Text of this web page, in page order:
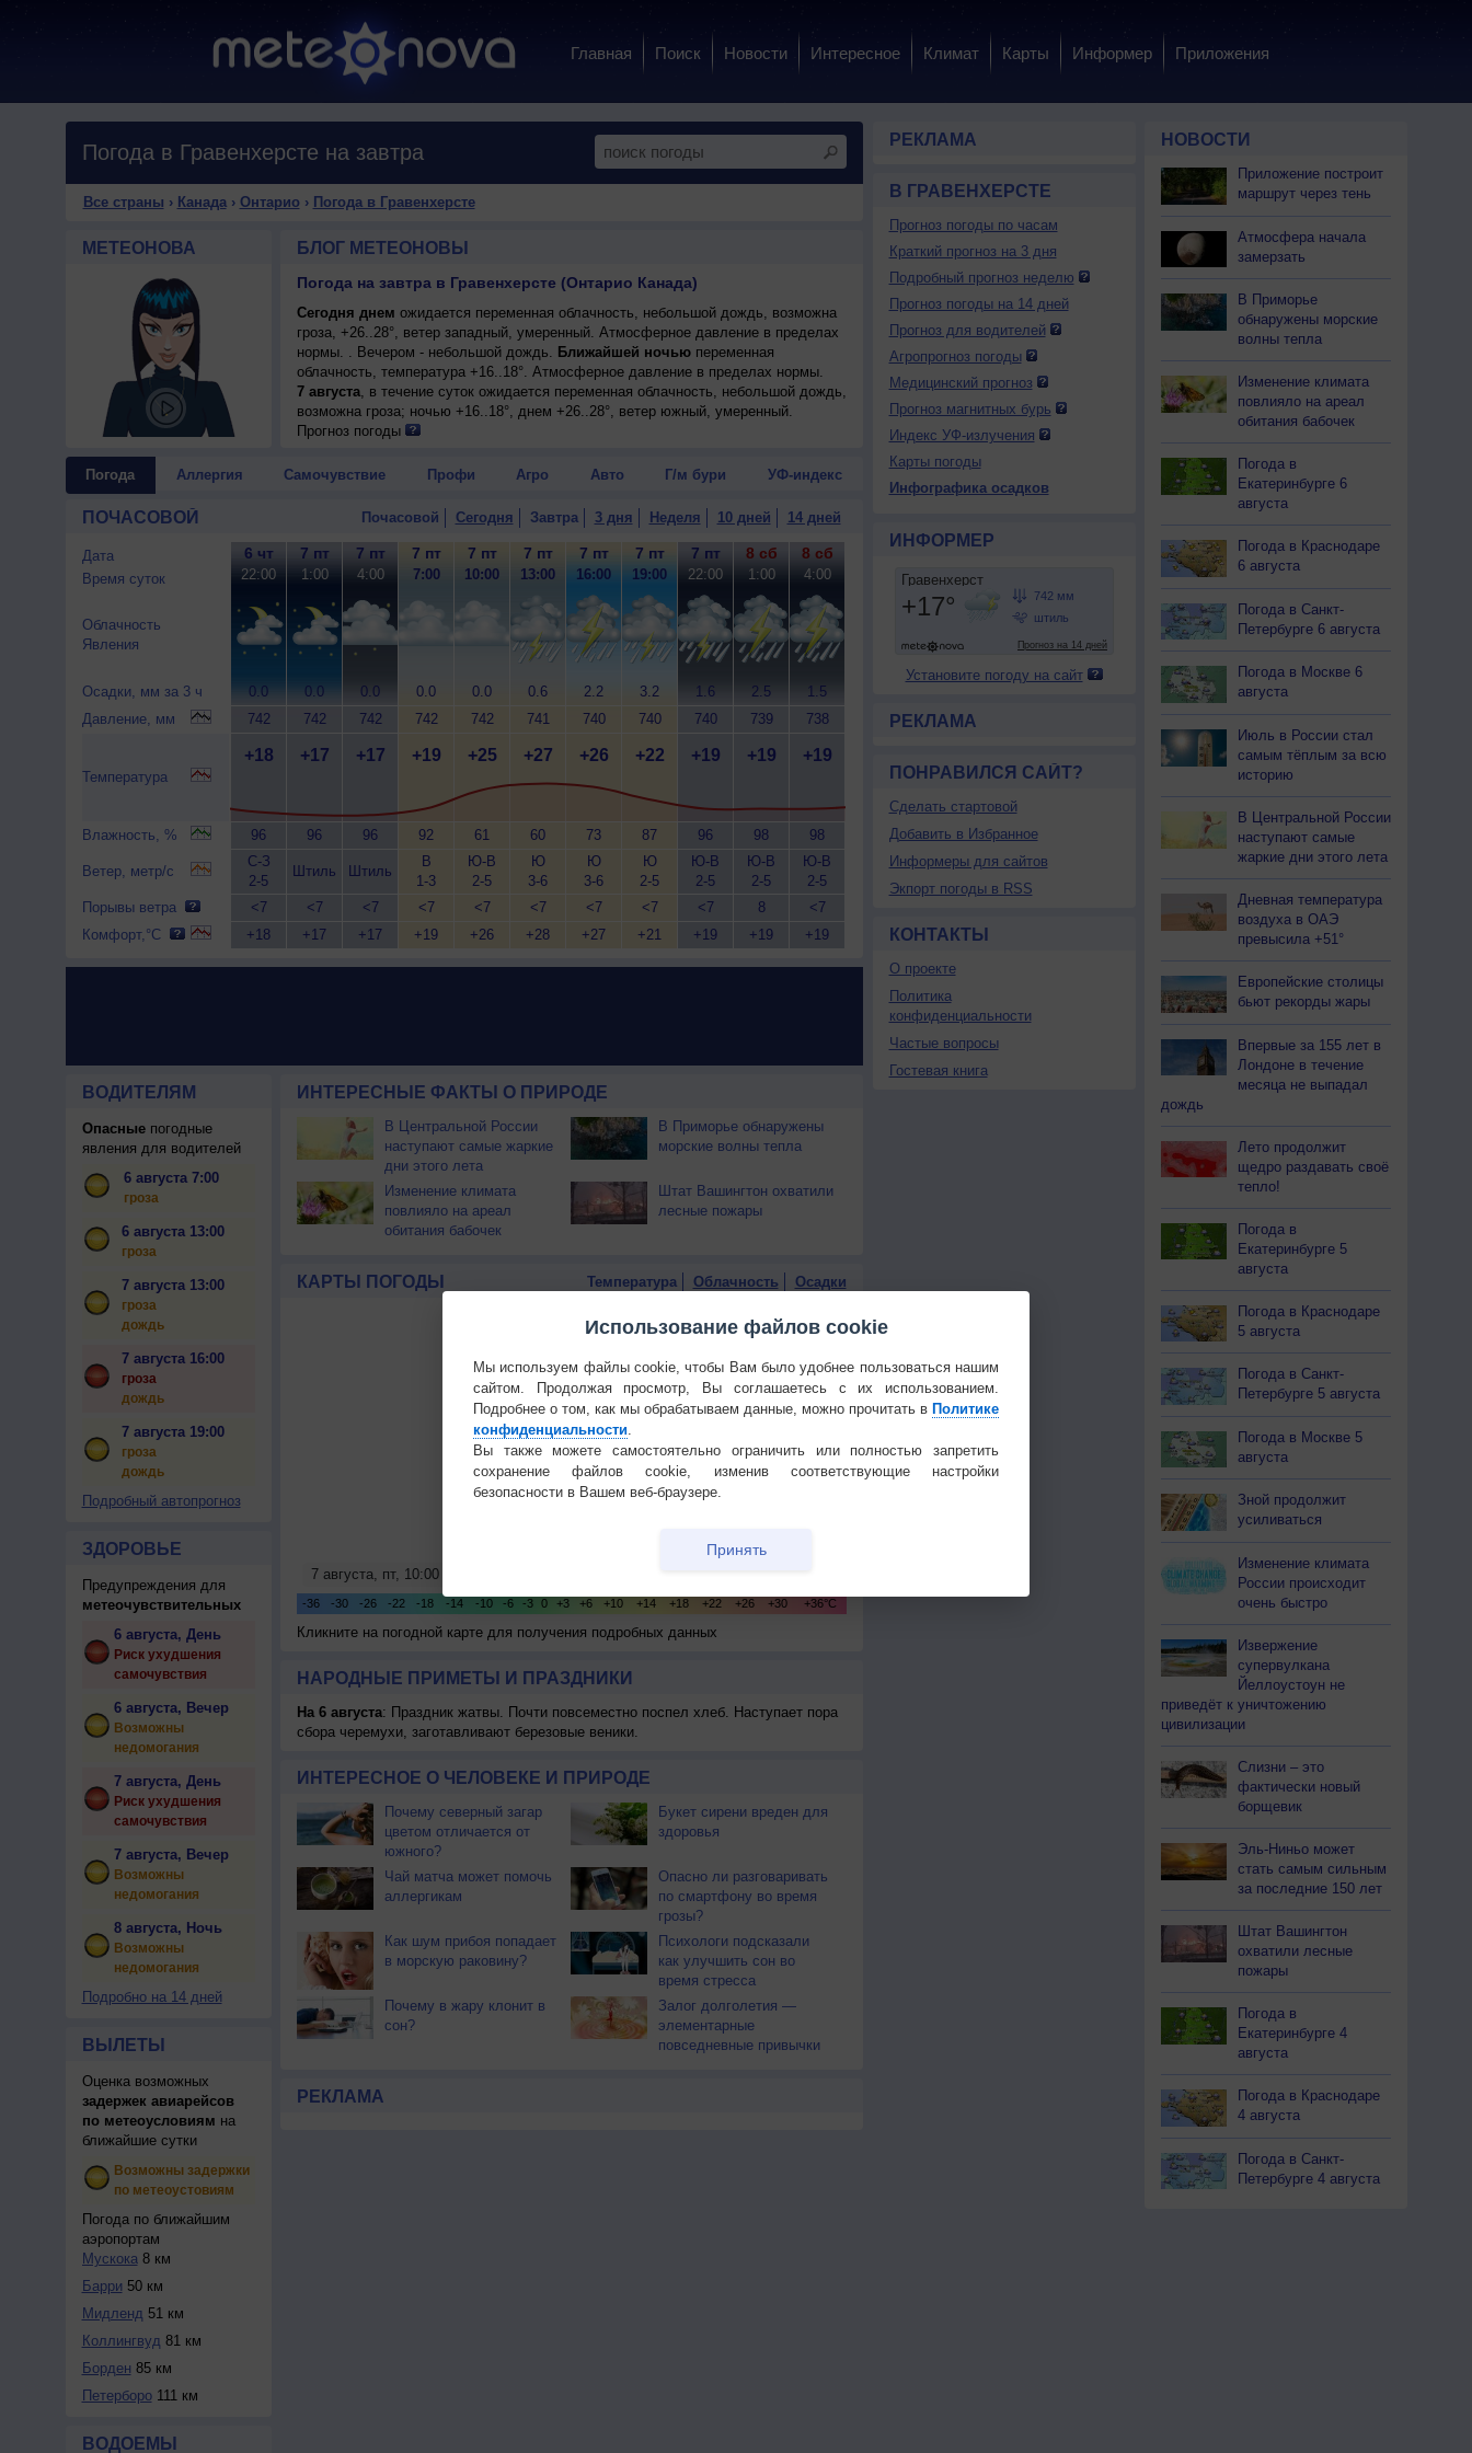
Главная Поиск Новости Интересное Климат Карты Информер Приложения
Погода в Гравенхерсте на завтра
Все страны › Канада› Онтарио › Погода в Гравенхерсте
МЕТЕОНОВА БЛОГ МЕТЕОНОВЫ
Погода на завтра в Гравенхерсте (Онтарио Канада)
Сегодня днем ожидается переменная облачность, небольшой дождь, возможна
гроза, +26..28°, ветер западный, умеренный. Атмосферное давление в пределах
нормы. . Вечером - небольшой дождь. Ближайшей ночьюпеременная
облачность, температура +16..18°. Атмосферное давление в пределах нормы.
7 августа, в течение суток ожидается переменная облачность, небольшой дождь,
возможна гроза; ночью +16..18°, днем +26..28°, ветер южный, умеренный.
Прогноз погоды
Погода Аллергия Самочувствие Профи Агро Авто Г/м бури УФ-индекс
ПОЧАСОВОЙ Почасовой Сегодня Завтра 3 дня Неделя 10 дней 14 дней
Дата
Время суток
Облачность
Явления
Осадки, мм за 3 ч
Давление, мм
Температура
Влажность, %
Ветер, метр/с
Порывы ветра
Комфорт,°C
6 чт
22:00
0.0
742
+18
96
С-З
2-5
<7
+18
7 пт
1:00
0.0
742
+17
96
Штиль
<7
+17
7 пт
4:00
0.0
742
+17
96
Штиль
<7
+17
7 пт
7:00
0.0
742
+19
92
В
1-3
<7
+19
7 пт
10:00
0.0
742
+25
61
Ю-В
2-5
<7
+26
7 пт
13:00
0.6
741
+27
60
Ю
3-6
<7
+28
7 пт
16:00
2.2
740
+26
73
Ю
3-6
<7
+27
7 пт
19:00
3.2
740
+22
87
Ю
2-5
<7
+21
7 пт
22:00
1.6
740
+19
96
Ю-В
2-5
<7
+19
8 сб
1:00
2.5
739
+19
98
Ю-В
2-5
8
+19
8 сб
4:00
1.5
738
+19
98
Ю-В
2-5
<7
+19
ВОДИТЕЛЯМ
Опасныепогодные
явления для водителей
6 августа 7:00
гроза
6 августа 13:00
гроза
7 августа 13:00
гроза
дождь
7 августа 16:00
гроза
дождь
7 августа 19:00
гроза
дождь
Подробный автопрогноз
ЗДОРОВЬЕ
Предупреждения для
метеочувствительных
6 августа, День
Риск ухудшения
самочувствия
6 августа, Вечер
Возможны
недомогания
7 августа, День
Риск ухудшения
самочувствия
7 августа, Вечер
Возможны
недомогания
8 августа, Ночь
Возможны
недомогания
Подробно на 14 дней
ВЫЛЕТЫ
Оценка возможных
задержек авиарейсов
по метеоусловиям на
ближайшие сутки
Возможны задержки
по метеоустовиям
Погода по ближайшим
аэропортам
Мускока8 км
Барри 50 км
Мидленд 51 км
Коллингвуд 81 км
Борден 85 км
Петерборо111 км
ВОДОЕМЫ
ИНТЕРЕСНЫЕ ФАКТЫ О ПРИРОДЕ
В Центральной России
наступают самые жаркие
дни этого лета
В Приморье обнаружены
морские волны тепла
Изменение климата
повлияло на ареал
обитания бабочек
Штат Вашингтон охватили
лесные пожары
КАРТЫ ПОГОДЫ Температура Облачность Осадки
Кликните на погодной карте для получения подробных данных
НАРОДНЫЕ ПРИМЕТЫ И ПРАЗДНИКИ
На 6 августа: Праздник жатвы. Почти повсеместно поспел хлеб. Наступает пора
сбора черемухи, заготавливают березовые веники.
ИНТЕРЕСНОЕ О ЧЕЛОВЕКЕ И ПРИРОДЕ
Почему северный загар
цветом отличается от
южного?
Букет сирени вреден для
здоровья
Чай матча может помочь
аллергикам
Опасно ли разговаривать
по смартфону во время
грозы?
Как шум прибоя попадает
в морскую раковину?
Психологи подсказали
как улучшить сон во
время стресса
Почему в жару клонит в
сон?
Залог долголетия —
элементарные
повседневные привычки
РЕКЛАМА
РЕКЛАМА
В ГРАВЕНХЕРСТЕ
Прогноз погоды по часам
Краткий прогноз на 3 дня
Подробный прогноз неделю
Прогноз погоды на 14 дней
Прогноз для водителей
Агропрогноз погоды
Медицинский прогноз
Прогноз магнитных бурь
Индекс УФ-излучения
Карты погоды
Инфографика осадков
ИНФОРМЕР
Установите погоду на сайт
РЕКЛАМА
ПОНРАВИЛСЯ САЙТ?
Сделать стартовой
Добавить в Избранное
Информеры для сайтов
Экпорт погоды в RSS
КОНТАКТЫ
О проекте
Политика
конфиденциальности
Частые вопросы
Гостевая книга
НОВОСТИ
Приложение построит
маршрут через тень
Атмосфера начала
замерзать
В Приморье
обнаружены морские
волны тепла
Изменение климата
повлияло на ареал
обитания бабочек
Погода в
Екатеринбурге 6
августа
Погода в Краснодаре
6 августа
Погода в Санкт-
Петербурге 6 августа
Погода в Москве 6
августа
Июль в России стал
самым тёплым за всю
историю
В Центральной России
наступают самые
жаркие дни этого лета
Дневная температура
воздуха в ОАЭ
превысила +51°
Европейские столицы
бьют рекорды жары
Впервые за 155 лет в
Лондоне в течение
месяца не выпадал
дождь
Лето продолжит
щедро раздавать своё
тепло!
Погода в
Екатеринбурге 5
августа
Погода в Краснодаре
5 августа
Погода в Санкт-
Петербурге 5 августа
Погода в Москве 5
августа
Зной продолжит
усиливаться
Изменение климата
России происходит
очень быстро
Извержение
супервулкана
Йеллоустоун не
приведёт к уничтожению
цивилизации
Слизни – это
фактически новый
борщевик
Эль-Ниньо может
стать самым сильным
за последние 150 лет
Штат Вашингтон
охватили лесные
пожары
Погода в
Екатеринбурге 4
августа
Погода в Краснодаре
4 августа
Погода в Санкт-
Петербурге 4 августа
Использование файлов cookie
Мы используем файлы cookie, чтобы Вам было удобнее пользоваться нашим
сайтом. Продолжая просмотр, Вы соглашаетесь с их использованием.
Подробнее о том, как мы обрабатываем данные, можно прочитать в Политике
конфиденциальности
Вы также можете самостоятельно ограничить или полностью запретить
сохранение файлов cookie, изменив соответствующие настройки
безопасности в Вашем веб-браузере.
Принять